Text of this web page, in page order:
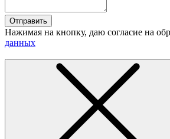
Отправить
Нажимая на кнопку, даю согласие на
данных